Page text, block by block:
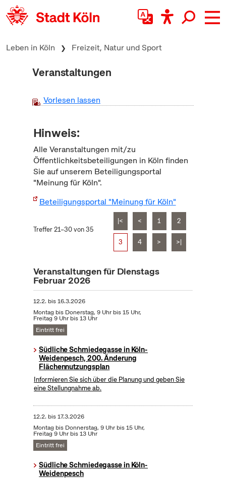
zum Inhalt springen
Leben in Köln Freizeit, Natur und Sport
Veranstaltungen
Vorlesen lassen
Hinweis:
Alle Veranstaltungen mit/zu
Öffentlichkeitsbeteiligungen in Köln finden
Sie auf unserem Beteiligungsportal
"Meinung für Köln".
Beteiligungsportal "Meinung für Köln"
Treffer 21–30 von 35
|< < 1 2
3 4 > >|
Veranstaltungen für Dienstags
Februar 2026
12.2. bis16.3.2026
Montag bis Donerstag, 9 Uhr bis 15 Uhr,
Freitag 9 Uhr bis 13 Uhr
Eintritt frei
Südliche Schmiedegasse in Köln-
Weidenpesch, 200. Änderung
Flächennutzungsplan
Informieren Sie sich über die Planung und geben Sie
eine Stellungnahme ab.
12.2. bis17.3.2026
Montag bis Donnerstag, 9 Uhr bis 15 Uhr,
Freitag 9 Uhr bis 13 Uhr
Eintritt frei
Südliche Schmiedegasse in Köln-
Weidenpesch